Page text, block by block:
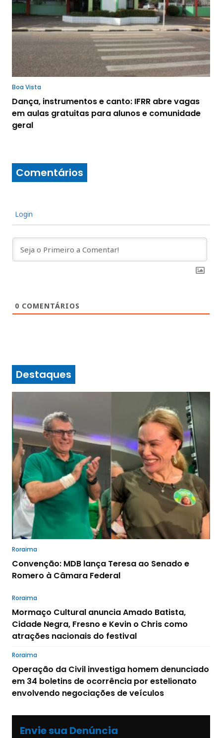
Boa Vista
Dança, instrumentos e canto: IFRR abre vagas
em aulas gratuitas para alunos e comunidade
geral
Comentários
Login
0 COMENTÁRIOS
Destaques
Roraima
Convenção: MDB lança Teresa ao Senado e
Romero à Câmara Federal
Roraima
Mormaço Cultural anuncia Amado Batista,
Cidade Negra, Fresno e Kevin o Chris como
atrações nacionais do festival
Roraima
Operação da Civil investiga homem denunciado
em 34 boletins de ocorrência por estelionato
envolvendo negociações de veículos
Envie sua Denúncia